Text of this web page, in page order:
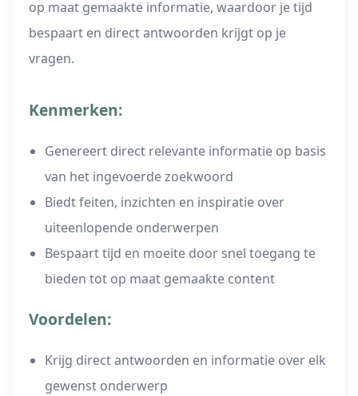
op maat gemaakte informatie, waardoor je tijd
bespaart en direct antwoorden krijgt op je
vragen.
Kenmerken:
Genereert direct relevante informatie op basis
van het ingevoerde zoekwoord
Biedt feiten, inzichten en inspiratie over
uiteenlopende onderwerpen
Bespaart tijd en moeite door snel toegang te
bieden tot op maat gemaakte content
Voordelen:
Krijg direct antwoorden en informatie over elk
gewenst onderwerp